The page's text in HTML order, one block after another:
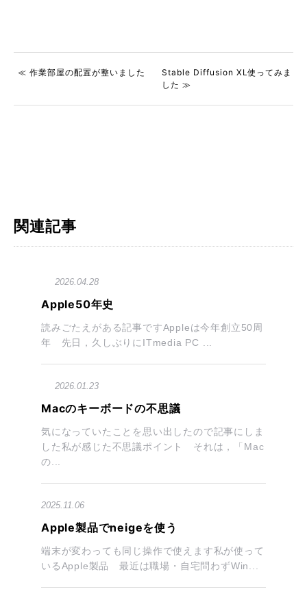
≪ 作業部屋の配置が整いました
Stable Diffusion XL使ってみま
した ≫
関連記事
2026.04.28
Apple50年史
読みごたえがある記事ですAppleは今年創立50周
年 先日，久しぶりにITmedia PC ...
2026.01.23
Macのキーボードの不思議
気になっていたことを思い出したので記事にしま
した私が感じた不思議ポイント それは，「Mac
の...
2025.11.06
Apple製品でneigeを使う
端末が変わっても同じ操作で使えます私が使って
いるApple製品 最近は職場・自宅問わずWin...